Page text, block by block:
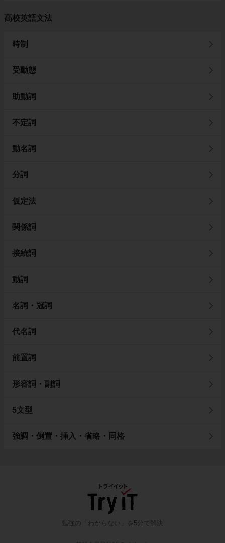
高校英語文法
時制
受動態
助動詞
不定詞
動名詞
分詞
仮定法
関係詞
接続詞
動詞
名詞・冠詞
代名詞
前置詞
形容詞・副詞
5文型
強調・倒置・挿入・省略・同格
勉強の「わからない」を5分で解決